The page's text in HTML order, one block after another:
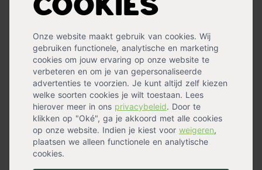
Cookies
Onze website maakt gebruik van cookies. Wij
gebruiken functionele, analytische en marketing
cookies om jouw ervaring op onze website te
verbeteren en om je van gepersonaliseerde
advertenties te voorzien. Je kunt altijd zelf kiezen
welke soorten cookies je wilt toestaan. Lees
hierover meer in ons privacybeleid. Door te
klikken op "Oké", ga je akkoord met alle cookies
op onze website. Indien je kiest voor weigeren,
plaatsen we alleen functionele en analytische
cookies.
Welke voedingstoffen bevat deze potgrond?
De grond bevat hoogwaardige, natuurlijke
grondstoffen. Denk aan turfstrooisel, tuinturf, kalk
en meststoffen. Dit zorgt ervoor dat de grond water
goed vasthoudt en je planten de voeding goed op
kunnen nemen.
De potgrond bevat een langwerkende meststof. Dit
is een meststofkorrel die met kunsthars omhuld is
en ervoor zorgt dat je planten een heel groeiseizoen
voeding krijgen.